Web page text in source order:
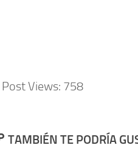
Post Views: 758
TAMBIÉN TE PODRÍA